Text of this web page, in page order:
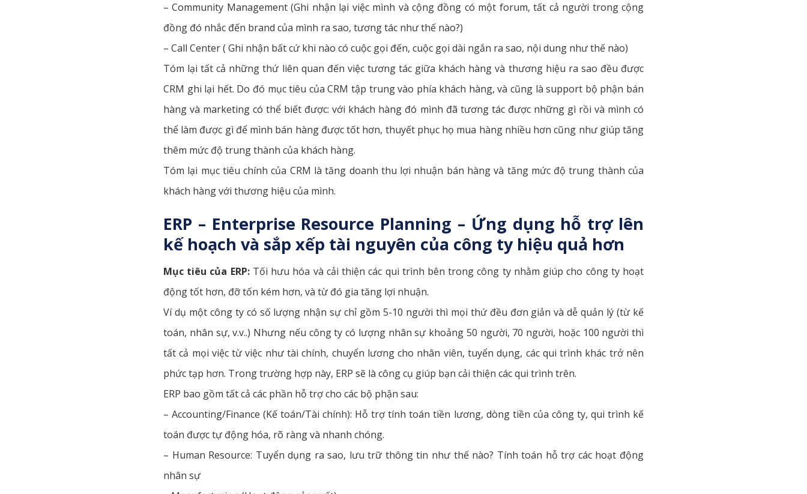
– Community Management (Ghi nhận lại việc mình và cộng đồng có một forum, tất cả người trong cộng
đồng đó nhắc đến brand của mình ra sao, tương tác như thế nào?)
– Call Center ( Ghi nhận bất cứ khi nào có cuộc gọi đến, cuộc gọi dài ngắn ra sao, nội dung như thế nào)
Tóm lại tất cả những thứ liên quan đến việc tương tác giữa khách hàng và thương hiệu ra sao đều được
CRM ghi lại hết. Do đó mục tiêu của CRM tập trung vào phía khách hàng, và cũng là support bộ phận bán
hàng và marketing có thể biết được: với khách hàng đó mình đã tương tác được những gì rồi và mình có
thể làm được gì để mình bán hàng được tốt hơn, thuyết phục họ mua hàng nhiều hơn cũng như giúp tăng
thêm mức độ trung thành của khách hàng.
Tóm lại mục tiêu chính của CRM là tăng doanh thu lợi nhuận bán hàng và tăng mức độ trung thành của
khách hàng với thương hiệu của mình.
ERP – Enterprise Resource Planning – Ứng dụng hỗ trợ lên
kế hoạch và sắp xếp tài nguyên của công ty hiệu quả hơn
Mục tiêu của ERP:Tối hưu hóa và cải thiện các qui trình bên trong công ty nhằm giúp cho công ty hoạt
động tốt hơn, đỡ tốn kém hơn, và từ đó gia tăng lợi nhuận.
Ví dụ một công ty có số lượng nhận sự chỉ gồm 5-10 người thì mọi thứ đều đơn giản và dễ quản lý (từ kế
toán, nhân sự, v.v..) Nhưng nếu công ty có lượng nhân sự khoảng 50 người, 70 người, hoặc 100 người thì
tất cả mọi việc từ việc như tài chính, chuyển lương cho nhân viên, tuyển dụng, các qui trình khác trở nên
phức tạp hơn. Trong trường hợp này, ERP sẽ là công cụ giúp bạn cải thiện các qui trình trên.
ERP bao gồm tất cả các phần hỗ trợ cho các bộ phận sau:
– Accounting/Finance (Kế toán/Tài chính): Hỗ trợ tính toán tiền lương, dòng tiền của công ty, qui trình kế
toán được tự động hóa, rõ ràng và nhanh chóng.
– Human Resource: Tuyển dụng ra sao, lưu trữ thông tin như thế nào? Tính toán hỗ trợ các hoạt động
nhân sự